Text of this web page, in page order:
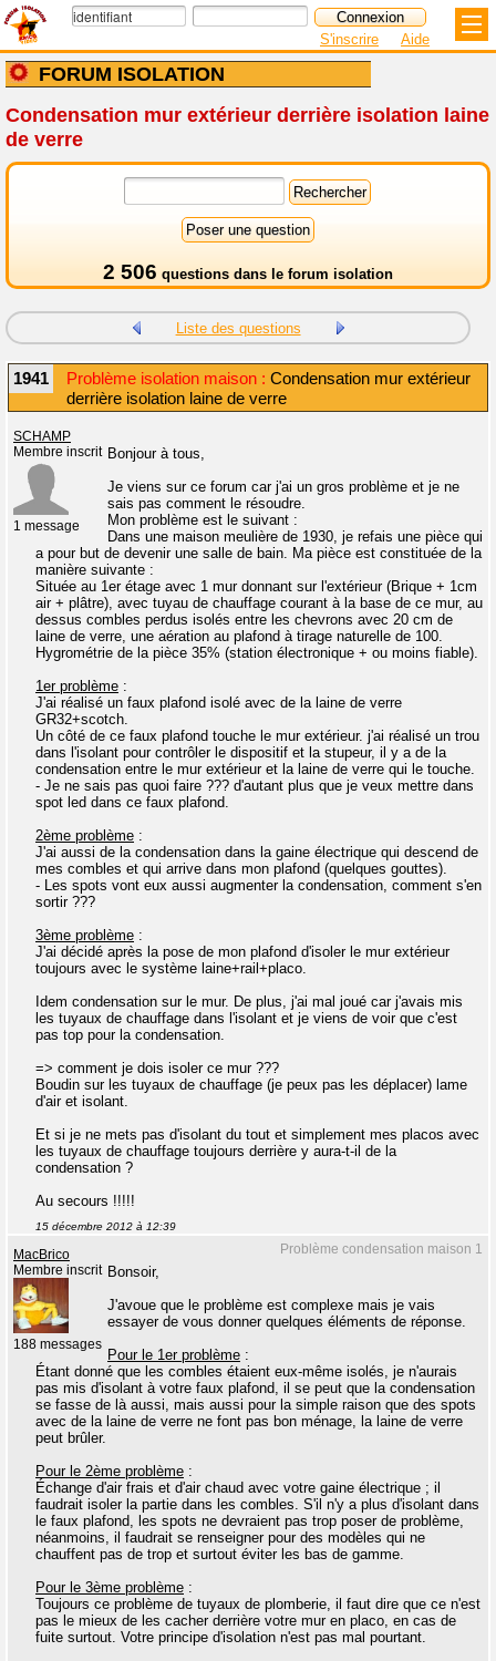
FORUM ISOLATION
S'inscrire Aide
Condensation mur extérieur derrière isolation laine
de verre
2 506 questions dans le forum isolation
Liste des questions
1941 Problème isolation maison : Condensation mur extérieur
derrière isolation laine de verre
SCHAMP
Membre inscrit
1 message
Bonjour à tous,
Je viens sur ce forum car j'ai un gros problème et je ne
sais pas comment le résoudre.
Mon problème est le suivant :
Dans une maison meulière de 1930, je refais une pièce qui
a pour but de devenir une salle de bain. Ma pièce est constituée de la
manière suivante :
Située au 1er étage avec 1 mur donnant sur l'extérieur (Brique + 1cm
air + plâtre), avec tuyau de chauffage courant à la base de ce mur, au
dessus combles perdus isolés entre les chevrons avec 20 cm de
laine de verre, une aération au plafond à tirage naturelle de 100.
Hygrométrie de la pièce 35% (station électronique + ou moins fiable).
1er problème :
J'ai réalisé un faux plafond isolé avec de la laine de verre
GR32+scotch.
Un côté de ce faux plafond touche le mur extérieur. j'ai réalisé un trou
dans l'isolant pour contrôler le dispositif et la stupeur, il y a de la
condensation entre le mur extérieur et la laine de verre qui le touche.
- Je ne sais pas quoi faire ??? d'autant plus que je veux mettre dans
spot led dans ce faux plafond.
2ème problème :
J'ai aussi de la condensation dans la gaine électrique qui descend de
mes combles et qui arrive dans mon plafond (quelques gouttes).
- Les spots vont eux aussi augmenter la condensation, comment s'en
sortir ???
3ème problème :
J'ai décidé après la pose de mon plafond d'isoler le mur extérieur
toujours avec le système laine+rail+placo.
Idem condensation sur le mur. De plus, j'ai mal joué car j'avais mis
les tuyaux de chauffage dans l'isolant et je viens de voir que c'est
pas top pour la condensation.
=> comment je dois isoler ce mur ???
Boudin sur les tuyaux de chauffage (je peux pas les déplacer) lame
d'air et isolant.
Et si je ne mets pas d'isolant du tout et simplement mes placos avec
les tuyaux de chauffage toujours derrière y aura-t-il de la
condensation ?
Au secours !!!!!
15 décembre 2012 à 12:39
Problème condensation maison 1
MacBrico
Membre inscrit
188 messages
Bonsoir,
J'avoue que le problème est complexe mais je vais
essayer de vous donner quelques éléments de réponse.
Pour le 1er problème :
Étant donné que les combles étaient eux-même isolés, je n'aurais
pas mis d'isolant à votre faux plafond, il se peut que la condensation
se fasse de là aussi, mais aussi pour la simple raison que des spots
avec de la laine de verre ne font pas bon ménage, la laine de verre
peut brûler.
Pour le 2ème problème :
Échange d'air frais et d'air chaud avec votre gaine électrique ; il
faudrait isoler la partie dans les combles. S'il n'y a plus d'isolant dans
le faux plafond, les spots ne devraient pas trop poser de problème,
néanmoins, il faudrait se renseigner pour des modèles qui ne
chauffent pas de trop et surtout éviter les bas de gamme.
Pour le 3ème problème :
Toujours ce problème de tuyaux de plomberie, il faut dire que ce n'est
pas le mieux de les cacher derrière votre mur en placo, en cas de
fuite surtout. Votre principe d'isolation n'est pas mal pourtant.